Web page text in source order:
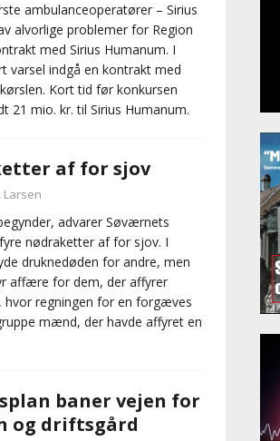
ambulanceoperatører – Sirius
alvorlige problemer for Region
med Sirius Humanum. I
varsel indgå en kontrakt med
Kort tid før konkursen
21 mio. kr. til Sirius Humanum.
af for sjov
Larsen
advarer Søværnets
nødraketter af for sjov. I
druknedøden for andre, men
affære for dem, der affyrer
hvor regningen for en forgæves
mænd, der havde affyret en
baner vejen for
og driftsgård